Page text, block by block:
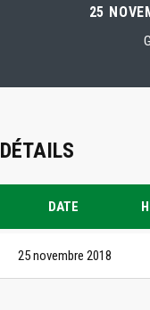
25
DÉTAILS
DATE
25 novembre 2018